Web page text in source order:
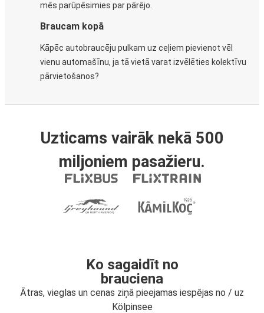
mēs parūpēsimies par pārējo.
Braucam kopā
Kāpēc autobraucēju pulkam uz ceļiem pievienot vēl
vienu automašīnu, ja tā vietā varat izvēlēties kolektīvu
pārvietošanos?
Uzticams vairāk nekā 500
miljoniem pasažieru.
Ko sagaidīt no
brauciena
Ātras, vieglas un cenas ziņā pieejamas iespējas no / uz
Kölpinsee